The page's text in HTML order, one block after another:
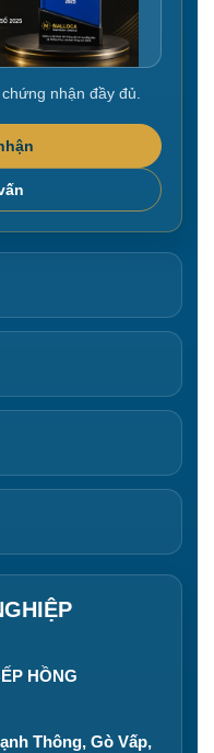
nhận đầy đủ.
HỒNG
Thông, Gò Vấp,